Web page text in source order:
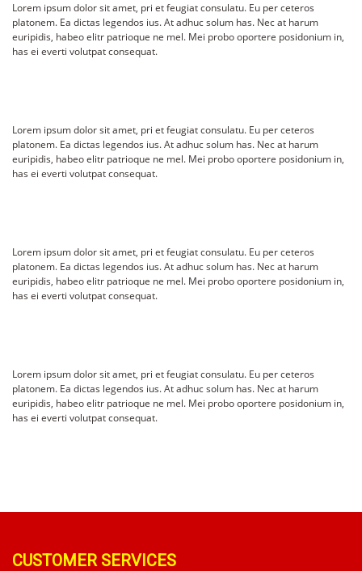
Lorem ipsum dolor sit amet, pri et feugiat consulatu. Eu per ceteros
platonem. Ea dictas legendos ius. At adhuc solum has. Nec at harum
euripidis, habeo elitr patrioque ne mel. Mei probo oportere posidonium in,
has ei everti volutpat consequat.
Lorem ipsum dolor sit amet, pri et feugiat consulatu. Eu per ceteros
platonem. Ea dictas legendos ius. At adhuc solum has. Nec at harum
euripidis, habeo elitr patrioque ne mel. Mei probo oportere posidonium in,
has ei everti volutpat consequat.
Lorem ipsum dolor sit amet, pri et feugiat consulatu. Eu per ceteros
platonem. Ea dictas legendos ius. At adhuc solum has. Nec at harum
euripidis, habeo elitr patrioque ne mel. Mei probo oportere posidonium in,
has ei everti volutpat consequat.
Lorem ipsum dolor sit amet, pri et feugiat consulatu. Eu per ceteros
platonem. Ea dictas legendos ius. At adhuc solum has. Nec at harum
euripidis, habeo elitr patrioque ne mel. Mei probo oportere posidonium in,
has ei everti volutpat consequat.
CUSTOMER SERVICES